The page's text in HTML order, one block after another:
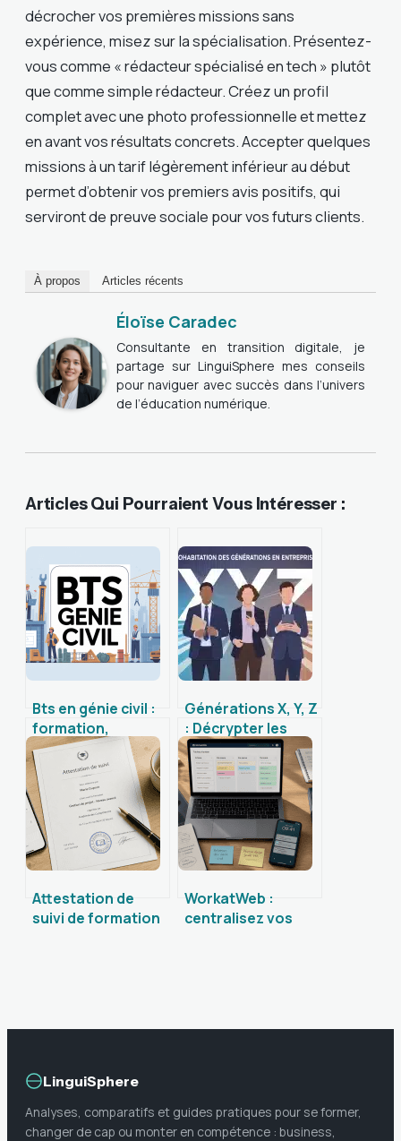
décrocher vos premières missions sans
expérience, misez sur la spécialisation. Présentez-
vous comme « rédacteur spécialisé en tech » plutôt
que comme simple rédacteur. Créez un profil
complet avec une photo professionnelle et mettez
en avant vos résultats concrets. Accepter quelques
missions à un tarif légèrement inférieur au début
permet d’obtenir vos premiers avis positifs, qui
serviront de preuve sociale pour vos futurs clients.
À propos Articles récents
Éloïse Caradec
Consultante en transition digitale, je
partage sur LinguiSphere mes conseils
pour naviguer avec succès dans l’univers
de l’éducation numérique.
Articles Qui Pourraient Vous Intéresser :
Bts en génie civil :
formation,
débouchés et
conseils pour
réussir
Générations X, Y, Z
: Décrypter les
codes de chaque
génération pour
un management
intergénérationnel
réussi
Attestation de
suivi de formation
WorkatWeb :
centralisez vos
LinguiSphere
Analyses, comparatifs et guides pratiques pour se former,
changer de cap ou monter en compétence : business,